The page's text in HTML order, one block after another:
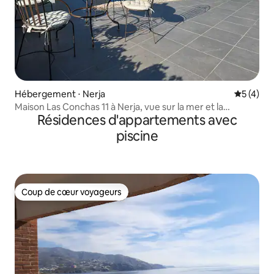
Hébergement ⋅ Nerja
5 (4)
Maison Las Conchas 11 à Nerja, vue sur la mer et la
montagne
Résidences d'appartements avec
piscine
Coup de cœur voyageurs
Coup de cœur voyageurs